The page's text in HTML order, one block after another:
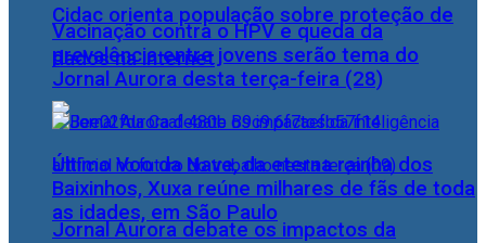
Cidac orienta população sobre proteção de
dados na internet
Jornal Aurora debate os impactos da
Vacinação contra o HPV e queda da
prevalência entre jovens serão tema do
Jornal Aurora desta terça-feira (28)
Último Voo da Nave, da eterna rainha dos
Baixinhos, Xuxa reúne milhares de fãs de toda
as idades, em São Paulo